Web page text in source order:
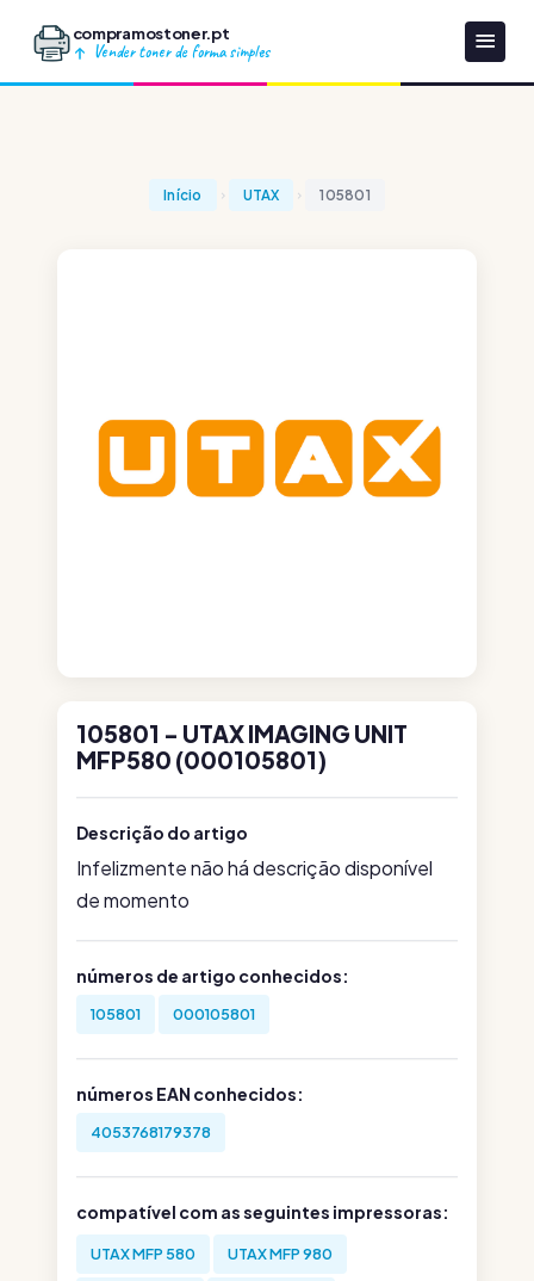
compramostoner.pt
Vender toner de forma simples
Início UTAX 105801
105801 - UTAX IMAGING UNIT
MFP580 (000105801)
Descrição do artigo
Infelizmente não há descrição disponível
de momento
números de artigo conhecidos:
105801 000105801
números EAN conhecidos:
4053768179378
compatível com as seguintes impressoras:
UTAX MFP 580 UTAX MFP 980